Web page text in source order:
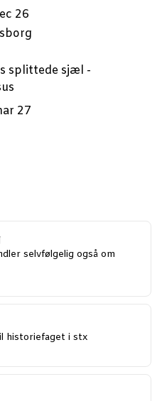
26
splittede sjæl -
27
selvfølgelig også om
historiefaget i stx